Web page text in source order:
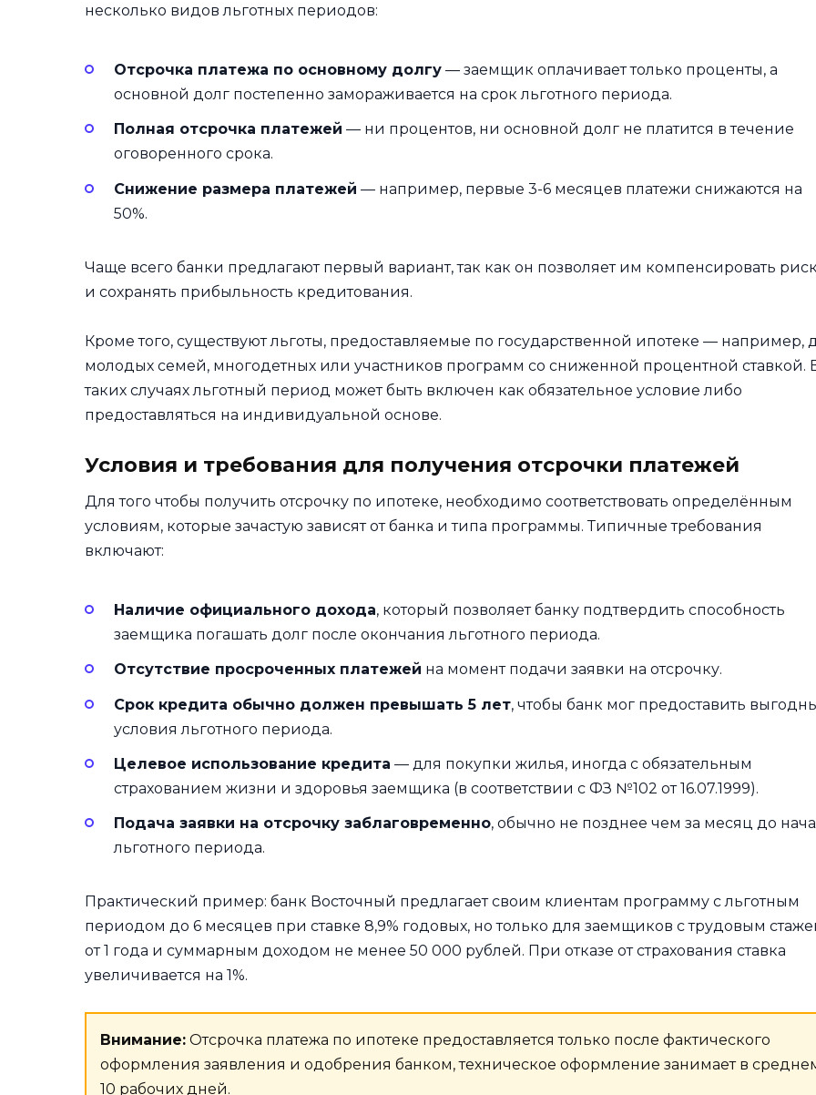
несколько видов льготных периодов:
Отсрочка платежа по основному долгу — заемщик оплачивает только проценты, а
основной долг постепенно замораживается на срок льготного периода.
Полная отсрочка платежей — ни процентов, ни основной долг не платится в течение
оговоренного срока.
Снижение размера платежей — например, первые 3-6 месяцев платежи снижаются на
50%.
Чаще всего банки предлагают первый вариант, так как он позволяет им компенсировать
и сохранять прибыльность кредитования.
Кроме того, существуют льготы, предоставляемые по государственной ипотеке — например,
молодых семей, многодетных или участников программ со сниженной процентной ставкой.
таких случаях льготный период может быть включен как обязательное условие либо
предоставляться на индивидуальной основе.
Условия и требования для получения отсрочки платежей
Для того чтобы получить отсрочку по ипотеке, необходимо соответствовать определённым
условиям, которые зачастую зависят от банка и типа программы. Типичные требования
включают:
Наличие официального дохода, который позволяет банку подтвердить способность
заемщика погашать долг после окончания льготного периода.
Отсутствие просроченных платежей на момент подачи заявки на отсрочку.
Срок кредита обычно должен превышать 5 лет, чтобы банк мог предоставить
условия льготного периода.
Целевое использование кредита — для покупки жилья, иногда с обязательным
страхованием жизни и здоровья заемщика (в соответствии с ФЗ №102 от 16.07.1999).
Подача заявки на отсрочку заблаговременно, обычно не позднее чем за месяц до
льготного периода.
Практический пример: банк Восточный предлагает своим клиентам программу с льготным
периодом до 6 месяцев при ставке 8,9% годовых, но только для заемщиков с трудовым
от 1 года и суммарным доходом не менее 50 000 рублей. При отказе от страхования ставка
увеличивается на 1%.
Внимание: Отсрочка платежа по ипотеке предоставляется только после фактического
оформления заявления и одобрения банком, техническое оформление занимает в
10 рабочих дней.